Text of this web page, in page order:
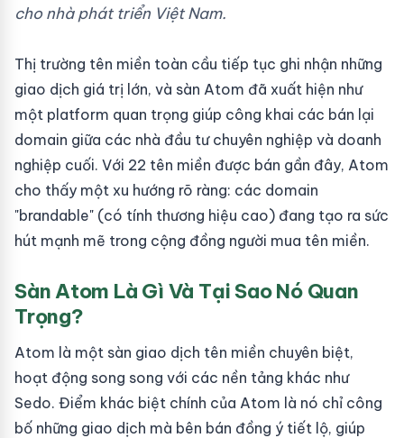
cho nhà phát triển Việt Nam.
Thị trường tên miền toàn cầu tiếp tục ghi nhận những
giao dịch giá trị lớn, và sàn Atom đã xuất hiện như
một platform quan trọng giúp công khai các bán lại
domain giữa các nhà đầu tư chuyên nghiệp và doanh
nghiệp cuối. Với 22 tên miền được bán gần đây, Atom
cho thấy một xu hướng rõ ràng: các domain
"brandable" (có tính thương hiệu cao) đang tạo ra sức
hút mạnh mẽ trong cộng đồng người mua tên miền.
Sàn Atom Là Gì Và Tại Sao Nó Quan
Trọng?
Atom là một sàn giao dịch tên miền chuyên biệt,
hoạt động song song với các nền tảng khác như
Sedo. Điểm khác biệt chính của Atom là nó chỉ công
bố những giao dịch mà bên bán đồng ý tiết lộ, giúp